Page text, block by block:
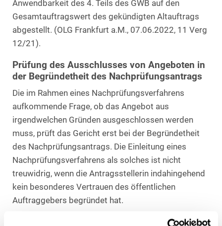
Anwendbarkeit des 4. Teils des GWB auf den
Gesamtauftragswert des gekündigten Altauftrags
abgestellt. (OLG Frankfurt a.M., 07.06.2022, 11 Verg
12/21).
Prüfung des Ausschlusses von Angeboten in
der Begründetheit des Nachprüfungsantrags
Die im Rahmen eines Nachprüfungsverfahrens
aufkommende Frage, ob das Angebot aus
irgendwelchen Gründen ausgeschlossen werden
muss, prüft das Gericht erst bei der Begründetheit
des Nachprüfungsantrags. Die Einleitung eines
Nachprüfungsverfahrens als solches ist nicht
treuwidrig, wenn die Antragsstellerin indahingehend
kein besonderes Vertrauen des öffentlichen
Auftraggebers begründet hat.
Äußerste Dringlichkeit nicht bei bloßen